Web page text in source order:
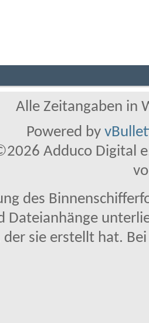
Alle Zeitangaben in
Powered by
Adduco Digital
des
Dateianhänge
der sie erstellt hat.